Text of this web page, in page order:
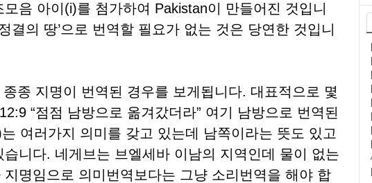
음 아이(i)를 첨가하여 Pakistan이 만들어진 것입니
결의 땅’으로 번역할 필요가 없는 것은 당연한 것입니
종 지명이 번역된 경우를 보게됩니다. 대표적으로 몇
“점점 남방으로 옮겨갔더라” 여기 남방으로 번역된
니다. 네게브는 브엘세바 이남의 지역인데 물이 없는
명임으로 의미번역보다는 그냥 소리번역을 해야 합